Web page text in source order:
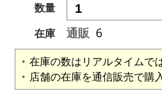
数量
在庫
通販 6
在庫の数はリアルタイムで
店舗の在庫を通信販売で購